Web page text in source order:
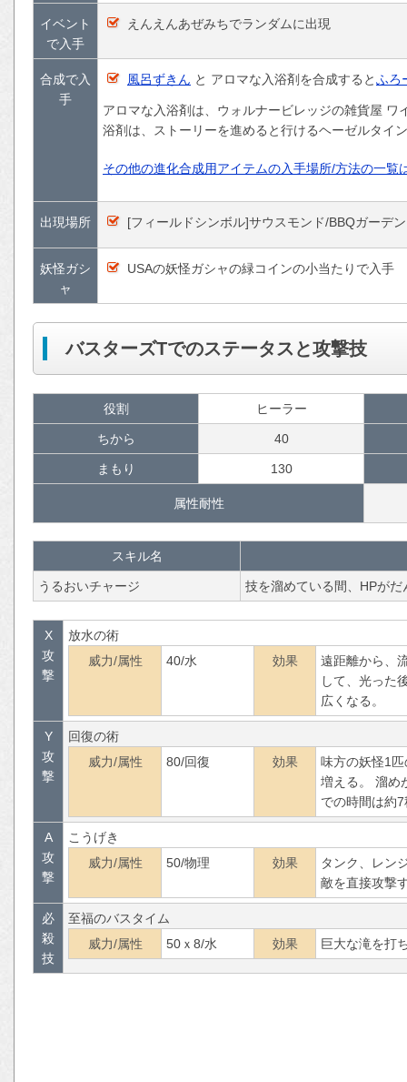
イベント
で入手
えんえんあぜみちでランダムに出現
合成で入
手
風呂ずきん と アロマな入浴剤を合成するとふろ
アロマな入浴剤は、ウォルナービレッジの雑貨屋
浴剤は、ストーリーを進めると行けるヘーゼルタイ
その他の進化合成用アイテムの入手場所/方法の一覧
出現場所 [フィールドシンボル]サウスモンド/BBQガーデ
妖怪ガシ
ャ
USAの妖怪ガシャの緑コインの小当たりで入手
バスターズTでのステータスと攻撃技
役割 ヒーラー
ちから 40
まもり 130
属性耐性
スキル名
うるおいチャージ 技を溜めている間、HPがだ
X
攻
撃
放水の術
威力/属性
40/水 効果
遠距離から、
して、光った
広くなる。
Y
攻
撃
回復の術
威力/属性
80/回復 効果
味方の妖怪1
増える。 溜め
での時間は約
A
攻
撃
こうげき
威力/属性
50/物理 効果
タンク、レン
敵を直接攻撃
必
殺
技
至福のバスタイム
威力/属性
50ｘ8/水 効果 巨大な滝を打